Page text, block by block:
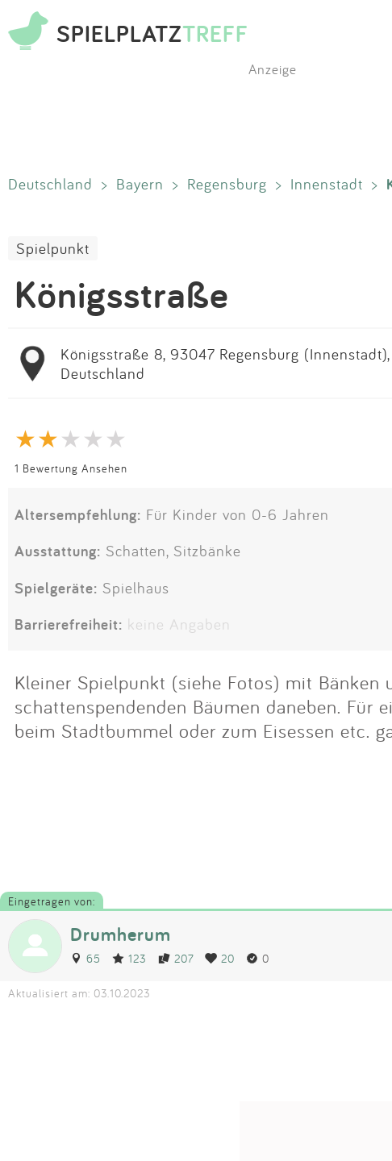
SPIELPLATZTREFF
Anzeige
Deutschland > Bayern > Regensburg > Innenstadt >
Spielpunkt
Königsstraße
Königsstraße 8, 93047 Regensburg
Deutschland
1 Bewertung Ansehen
Altersempfehlung: Für Kinder von 0-6 Jahren
Ausstattung: Schatten, Sitzbänke
Spielgeräte: Spielhaus
Barrierefreiheit: keine Angaben
Kleiner Spielpunkt (siehe Fotos) mit Bänken
schattenspendenden Bäumen daneben. Für
beim Stadtbummel oder zum Eisessen etc.
Eingetragen von:
Drumherum
65 123 207 20 0
Aktualisiert am: 03.10.2023